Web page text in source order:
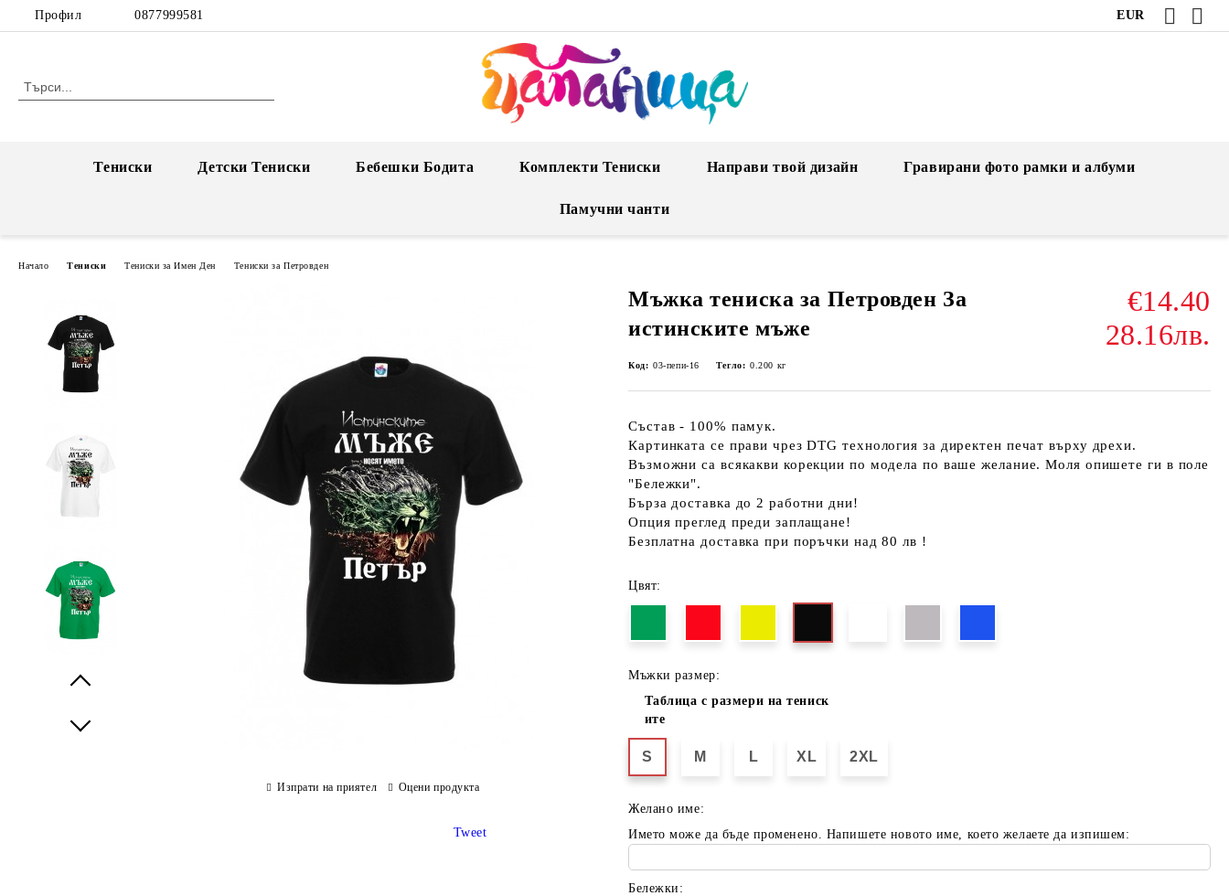
Профил 0877999581 EUR
Тениски Детски Тениски Бебешки Бодита Комплекти Тениски Направи твой дизайн Гравирани фото рамки и албуми
Памучни чанти
Начало Тениски Тениски за Имен Ден Тениски за Петровден
Мъжка тениска за Петровден За
истинските мъже
€14.40
28.16лв.
Код: 03-пепи-16 Тегло: 0.200 кг
Състав - 100% памук.
Картинката се прави чрез DTG технология за директен печат върху дрехи.
Възможни са всякакви корекции по модела по ваше желание. Моля опишете ги в поле
"Бележки".
Бърза доставка до 2 работни дни!
Опция преглед преди заплащане!
Безплатна доставка при поръчки над 80 лв !
Цвят:
Мъжки размер:
Таблица с размери на тениск
ите
S M L XL 2XL
Желано име:
Името може да бъде променено. Напишете новото име, което желаете да изпишем:
Бележки:
Изпрати на приятел Оцени продукта
Tweet